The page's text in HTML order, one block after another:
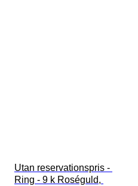
Utan reservationspris -
Ring - 9 k Roséguld,